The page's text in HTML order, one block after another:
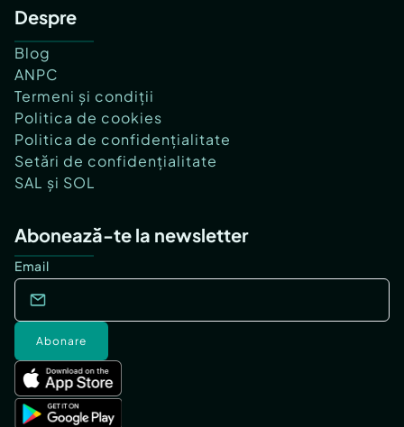
Despre
Blog
ANPC
Termeni și condiții
Politica de cookies
Politica de confidențialitate
Setări de confidențialitate
SAL și SOL
Abonează-te la newsletter
Email
Abonare